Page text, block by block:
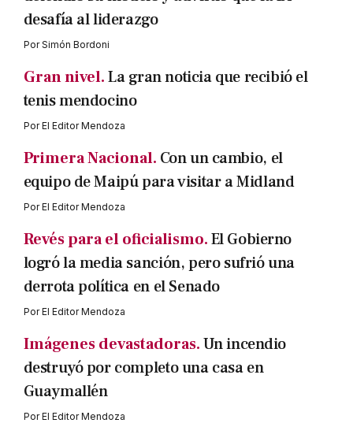
desafía al liderazgo
PorSimón Bordoni
Gran nivel.La gran noticia que recibió el
tenis mendocino
PorEl Editor Mendoza
Primera Nacional. Con un cambio, el
equipo de Maipú para visitar a Midland
PorEl Editor Mendoza
Revés para el oficialismo.El Gobierno
logró la media sanción, pero sufrió una
derrota política en el Senado
PorEl Editor Mendoza
Imágenes devastadoras.Un incendio
destruyó por completo una casa en
Guaymallén
PorEl Editor Mendoza